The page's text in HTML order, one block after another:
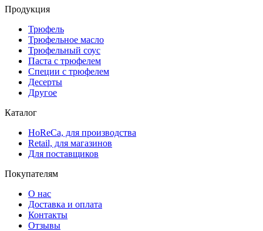
Продукция
Трюфель
Трюфельное масло
Трюфельный соус
Паста с трюфелем
Специи с трюфелем
Десерты
Другое
Каталог
HoReCa, для производства
Retail, для магазинов
Для поставщиков
Покупателям
О нас
Доставка и оплата
Контакты
Отзывы